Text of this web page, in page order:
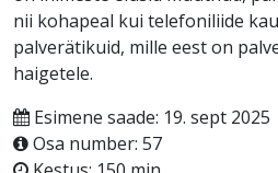
nii kohapeal kui telefoniliide
palverätikuid, mille eest on
haigetele.
Esimene saade: 19. sept 2025
Osa number: 57